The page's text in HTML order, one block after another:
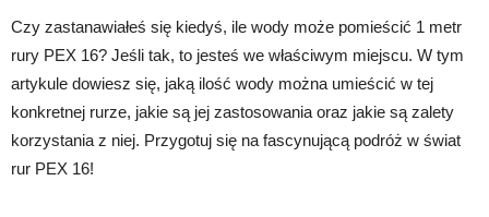
Czy zastanawiałeś się kiedyś, ile wody może pomieścić 1 metr
rury PEX 16? Jeśli tak, to jesteś we właściwym miejscu. W tym
artykule dowiesz się, jaką ilość wody można umieścić w tej
konkretnej rurze, jakie są jej zastosowania oraz jakie są zalety
korzystania z niej. Przygotuj się na fascynującą podróż w świat
rur PEX 16!